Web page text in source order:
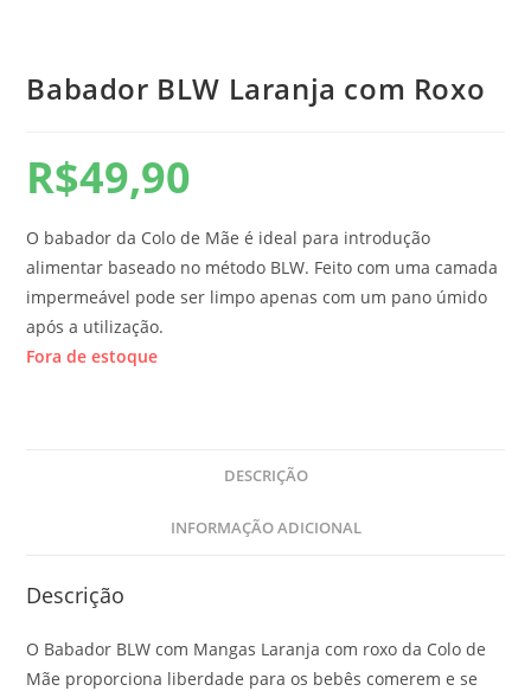
Babador BLW Laranja com Roxo
R$49,90
O babador da Colo de Mãe é ideal para introdução
alimentar baseado no método BLW. Feito com uma camada
impermeável pode ser limpo apenas com um pano úmido
após a utilização.
Fora de estoque
DESCRIÇÃO
INFORMAÇÃO ADICIONAL
Descrição
O Babador BLW com Mangas Laranja com roxo da Colo de
Mãe proporciona liberdade para os bebês comerem e se